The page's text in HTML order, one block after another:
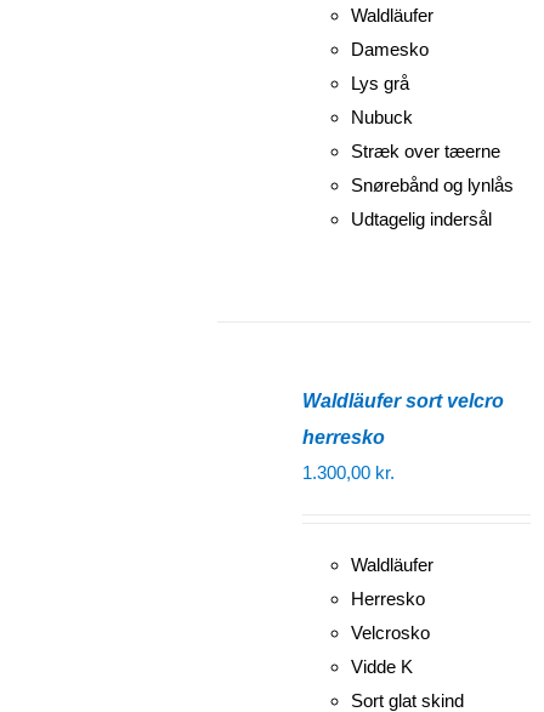
Waldläufer
Damesko
Lys grå
Nubuck
Stræk over tæerne
Snørebånd og lynlås
Udtagelig indersål
Waldläufer sort velcro
herresko
1.300,00 kr.
Waldläufer
Herresko
Velcrosko
Vidde K
Sort glat skind